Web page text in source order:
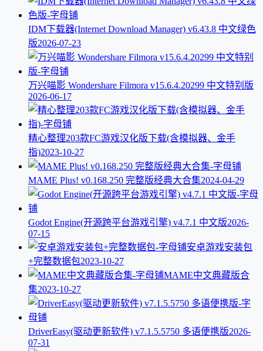
IDM下载器(Internet Download Manager) v6.43.8 中文绿色
版2026-07-23
万兴喵影 Wondershare Filmora v15.6.4.20299 中文特别版
2026-06-17
精心整理203款FC游戏汉化版下载(含模拟器、金手
指)2023-10-27
MAME Plus! v0.168.250 完整版经典大合集2024-04-29
Godot Engine(开源跨平台游戏引擎) v4.7.1 中文版2026-
07-15
安卓游戏安装包
+完整数据包2023-10-27
MAME中文典藏版合
集2023-10-27
DriverEasy(驱动更新软件) v7.1.5.5750 多语便携版2026-
07-31